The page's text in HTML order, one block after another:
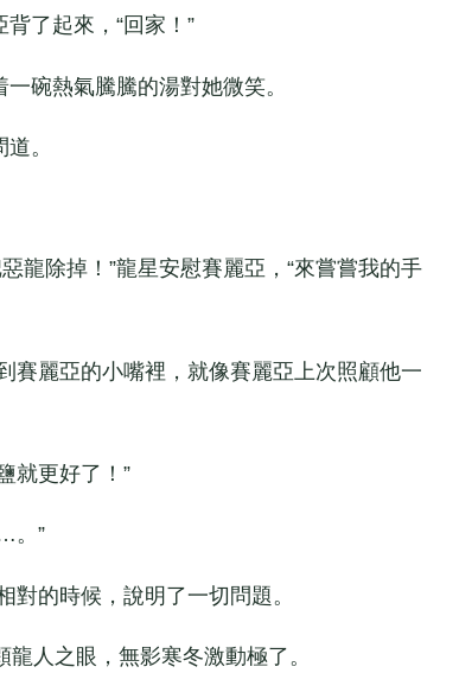
了起來，“回家！”
碗熱氣騰騰的湯對她微笑。
。
除掉！”龍星安慰賽麗亞，“來嘗嘗我的手
麗亞的小嘴裡，就像賽麗亞上次照顧他一
就更好了！”
。”
的時候，說明了一切問題。
人之眼，無影寒冬激動極了。